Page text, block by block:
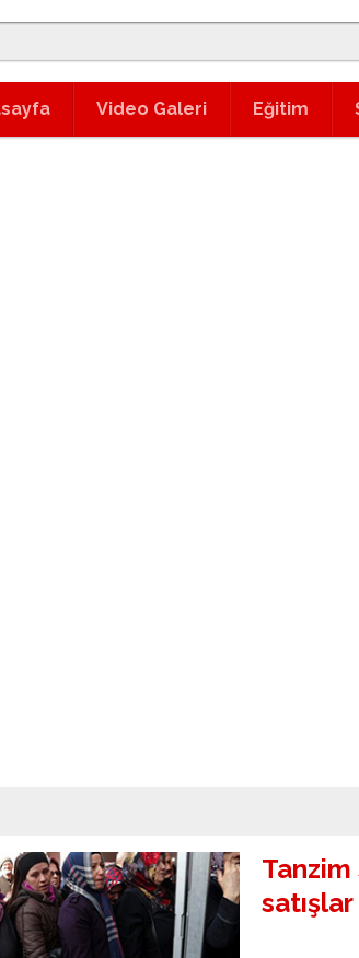
Video Galeri Eğitim
Tanzim